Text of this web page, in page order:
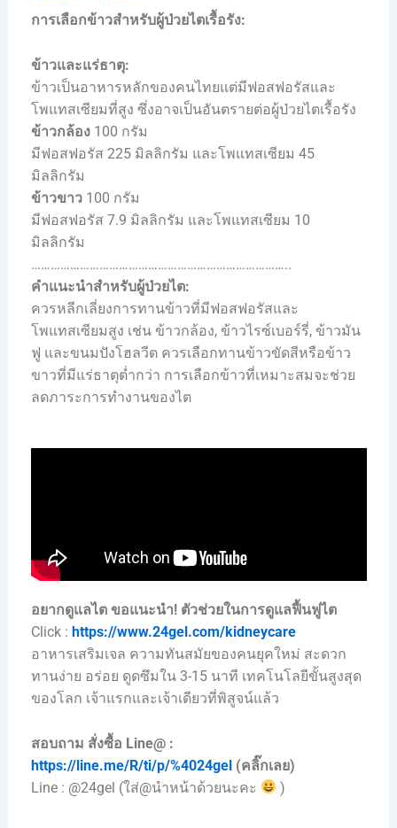
การเลือกข้าวสำหรับผู้ป่วยไตเรื้อรัง:
ข้าวและแร่ธาตุ:
ข้าวเป็นอาหารหลักของคนไทยแต่มีฟอสฟอรัสและ
โพแทสเซียมที่สูง ซึ่งอาจเป็นอันตรายต่อผู้ป่วยไตเรื้อรัง
ข้าวกล้อง100 กรัม
มีฟอสฟอรัส 225 มิลลิกรัม และโพแทสเซียม 45
มิลลิกรัม
ข้าวขาว100 กรัม
มีฟอสฟอรัส 7.9 มิลลิกรัม และโพแทสเซียม 10
มิลลิกรัม
……………………………………………………………………..
คำแนะนำสำหรับผู้ป่วยไต:
ควรหลีกเลี่ยงการทานข้าวที่มีฟอสฟอรัสและ
โพแทสเซียมสูง เช่น ข้าวกล้อง, ข้าวไรซ์เบอร์รี่, ข้าวมัน
ฟู และขนมปังโฮลวีต ควรเลือกทานข้าวขัดสีหรือข้าว
ขาวที่มีแร่ธาตุต่ำกว่า การเลือกข้าวที่เหมาะสมจะช่วย
ลดภาระการทำงานของไต
อยากดูแลไต ขอแนะนำ! ตัวช่วยในการดูแลฟื้นฟูไต
Click : https://www.24gel.com/kidneycare
อาหารเสริมเจล ความทันสมัยของคนยุคใหม่ สะดวก
ทานง่าย อร่อย ดูดซึมใน 3-15 นาที เทคโนโลยีขั้นสูงสุด
ของโลก เจ้าแรกและเจ้าเดียวที่พิสูจน์แล้ว
สอบถาม สั่งซื้อ Line@ :
https://line.me/R/ti/p/%4024gel(คลิ๊กเลย)
Line : @24gel (ใส่@นำหน้าด้วยนะคะ
)